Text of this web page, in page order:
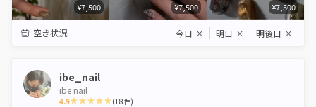
¥7,500 ¥7,500 ¥7,500
空き状況 今日 × 明日 × 明後日 ×
ibe_nail
ibe nail
4.9 (18件)